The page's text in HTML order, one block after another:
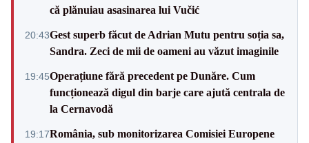
că plănuiau asasinarea lui Vučić
20:43Gest superb făcut de Adrian Mutu pentru soția sa,
Sandra. Zeci de mii de oameni au văzut imaginile
19:45Operațiune fără precedent pe Dunăre. Cum
funcționează digul din barje care ajută centrala de
la Cernavodă
19:17România, sub monitorizarea Comisiei Europene